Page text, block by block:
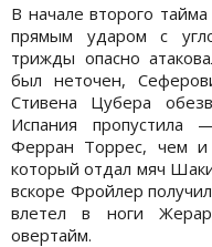
В начале второго
прямым ударом с
трижды опасно
был неточен,
Стивена Цубера
Испания
Ферран Торрес, чем и
который отдал мяч
вскоре Фройлер
влетел в ноги
овертайм.